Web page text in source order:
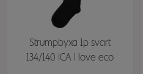
Strumpbyxa 1p svart
134/140 ICA I love eco